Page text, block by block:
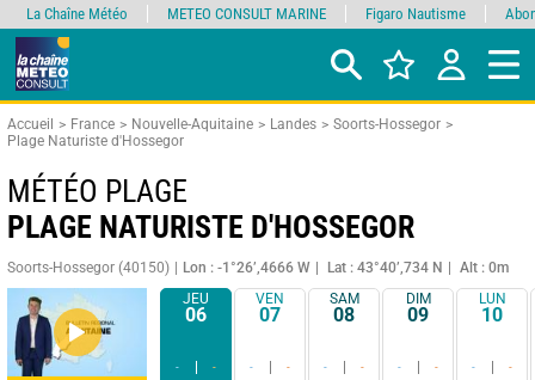
Accueil France Nouvelle-Aquitaine Landes
Soorts-Hossegor
Plage Naturiste d'Hossegor
MÉTÉO PLAGE
PLAGE NATURISTE D'HOSSEGOR
Soorts-Hossegor (40150) Lon : -1°26’,4666 W Lat : 43°40’,734 N Alt : 0m
JEU
06
- -
VEN
07
- -
SAM
08
- -
DIM
09
- -
LUN
10
- -
La Chaîne Météo METEO CONSULT MARINE Figaro Nautisme